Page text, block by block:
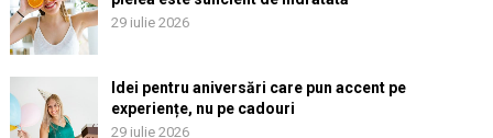
29 iulie 2026
Idei pentru aniversări care pun accent pe
experiențe, nu pe cadouri
29 iulie 2026